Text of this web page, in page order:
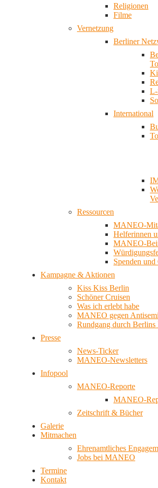
Religionen
Filme
Vernetzung
Berliner
L-
International
Ressourcen
MANEO-
Helferinnen
MANEO-
Spenden
Kampagne & Aktionen
Kiss Kiss Berlin
Schöner Cruisen
Was ich erlebt habe
MANEO gegen
Rundgang durch Berlins
Presse
News-Ticker
MANEO-Newsletters
Infopool
MANEO-Reporte
MANEO-
Zeitschrift & Bücher
Galerie
Mitmachen
Ehrenamtliches
Jobs bei MANEO
Termine
Kontakt